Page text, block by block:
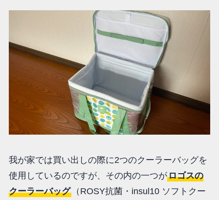
我が家では買い出しの際に2つのクーラーバッグを
使用しているのですが、その内の一つがロゴスの
クーラーバッグ（ROSY抗菌・insul10 ソフトクー